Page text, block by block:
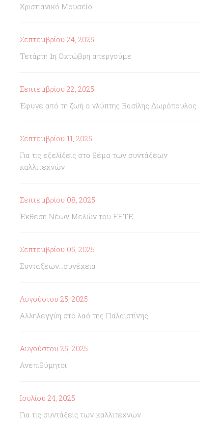
Χριστιανικό Μουσείο
Σεπτεμβρίου 24, 2025
Τετάρτη 1η Οκτώβρη απεργούμε
Σεπτεμβρίου 22, 2025
Έφυγε από τη ζωή ο γλύπτης Βασίλης Δωρόπουλος
Σεπτεμβρίου 11, 2025
Για τις εξελίξεις στο θέμα των συντάξεων
καλλιτεχνών
Σεπτεμβρίου 08, 2025
Έκθεση Νέων Μελών του ΕΕΤΕ
Σεπτεμβρίου 05, 2025
Συντάξεων...συνέχεια
Αυγούστου 25, 2025
Αλληλεγγύη στο λαό της Παλαιστίνης
Αυγούστου 25, 2025
Ανεπιθύμητοι
Ιουλίου 24, 2025
Για τις συντάξεις των καλλιτεχνών